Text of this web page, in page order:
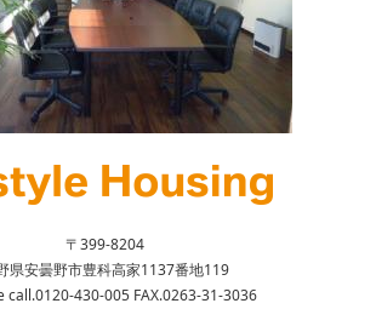
〒399-8204
県安曇野市豊科高家1137番地119
call.0120-430-005 FAX.0263-31-3036